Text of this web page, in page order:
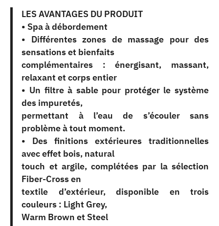
LES AVANTAGES DU PRODUIT
• Spa à débordement
• Différentes zones de massage pour des
sensations et bienfaits
complémentaires : énergisant, massant,
relaxant et corps entier
• Un filtre à sable pour protéger le système
des impuretés,
permettant à l’eau de s’écouler sans
problème à tout moment.
• Des finitions extérieures traditionnelles
avec effet bois, natural
touch et argile, complétées par la sélection
Fiber-Cross en
textile d’extérieur, disponible en trois
couleurs : Light Grey,
Warm Brown et Steel